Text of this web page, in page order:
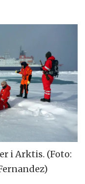
i Arktis. (Foto: